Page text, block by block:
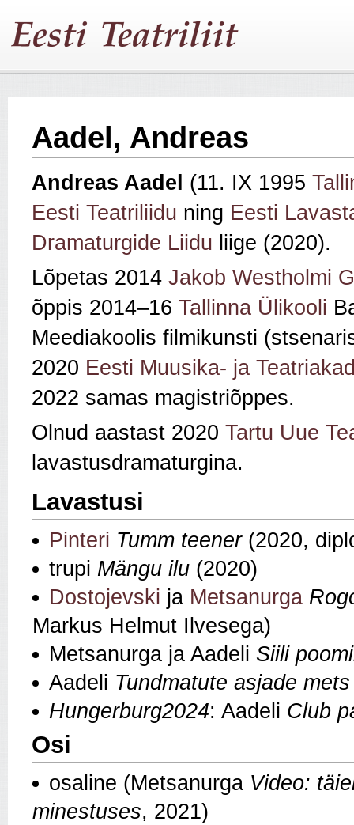
Aadel, Andreas
Andreas Aadel (11. IX 1995
Eesti Teatriliidu ning Eesti
Dramaturgide Liidu liige (2020).
Lõpetas 2014 Jakob Westholmi
õppis 2014–16 Tallinna Ülikooli
Meediakoolis filmikunsti
2020 Eesti Muusika- ja
2022 samas magistriõppes.
Olnud aastast 2020 Tartu Uue
lavastusdramaturgina.
Lavastusi
Pinteri Tumm teener(2020,
trupi Mängu ilu (2020)
Dostojevski ja Metsanurga
Markus Helmut Ilvesega)
Metsanurga ja Aadeli Siili
Aadeli Tundmatute asjade mets
Hungerburg2024: Aadeli Club
Osi
osaline (Metsanurga Video:
minestuses, 2021)